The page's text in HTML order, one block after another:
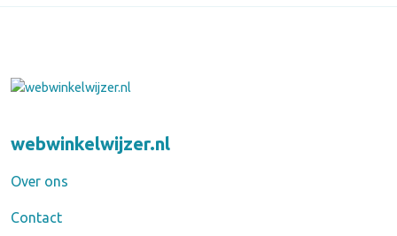
webwinkelwijzer.nl
Over ons
Contact